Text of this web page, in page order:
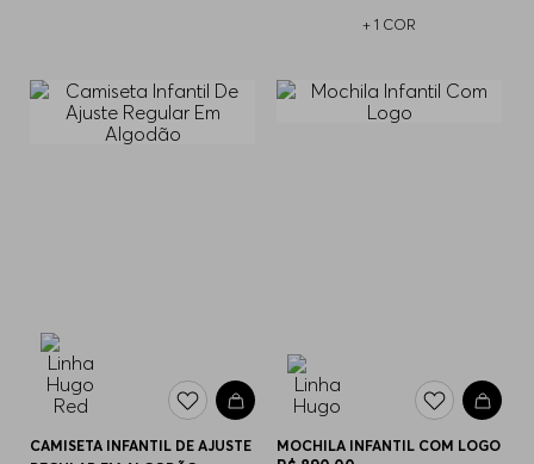
+ 1 COR
CAMISETA INFANTIL DE AJUSTE
MOCHILA INFANTIL COM LOGO